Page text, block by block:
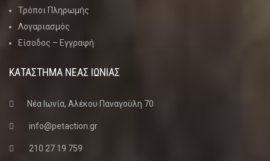
Τρόποι Πληρωμής
Λογαριασμός
Είσοδος – Εγγραφή
ΚΑΤΑΣΤΗΜΑ ΝΈΑΣ ΙΩΝΊΑΣ
Νέα Ιωνία, Αλέκου Παναγούλη 70
info@petaction.gr
210 27 19 759